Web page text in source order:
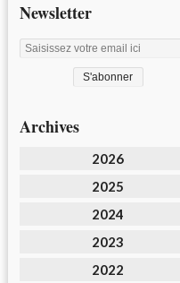
Newsletter
Archives
2026
2025
2024
2023
2022